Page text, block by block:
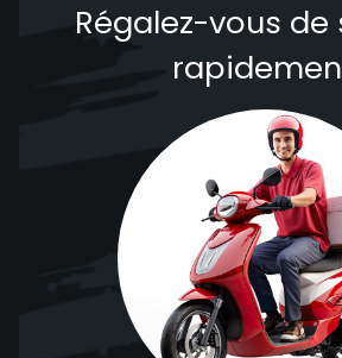
Régalez-vous de